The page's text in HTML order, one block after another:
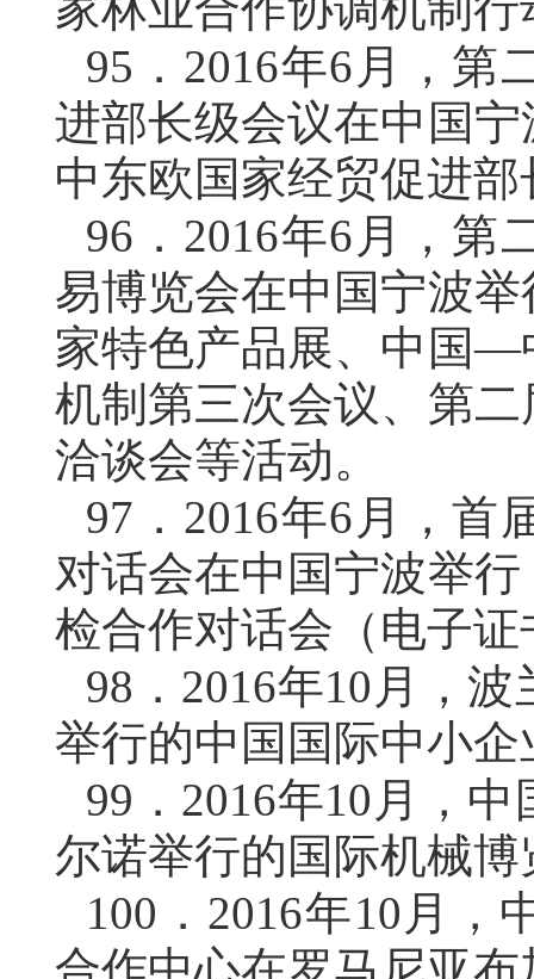
95． 2016年6月，第
进部长级会议在中国
中东欧国家经贸促进
96． 2016年6月，第
易博览会在中国宁波
家特色产品展、中国—
机制第三次会议、第
洽谈会等活动。
97． 2016年6月，首
对话会在中国宁波举
检合作对话会（电子
98． 2016年10月，
举行的中国国际中小
99． 2016年10月，
尔诺举行的国际机械博
100． 2016年10月，